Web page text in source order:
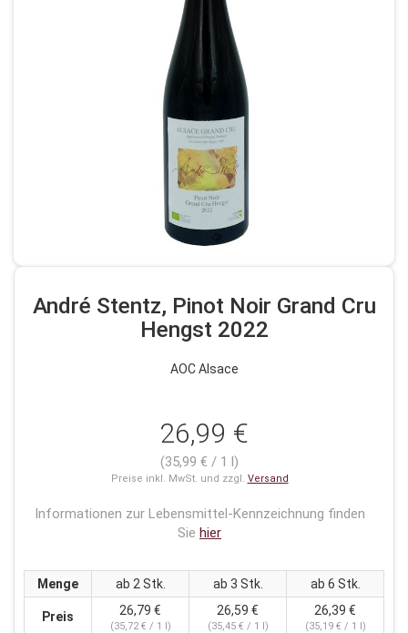
André Stentz, Pinot Noir Grand Cru
Hengst 2022
AOC Alsace
26,99 €
(35,99 € / 1 l)
Preise inkl. MwSt. und zzgl. Versand
Informationen zur Lebensmittel-Kennzeichnung finden
Sie hier
Menge ab 2 Stk. ab 3 Stk. ab 6 Stk.
Preis 26,79 €
(35,72 € / 1 l)
26,59 €
(35,45 € / 1 l)
26,39 €
(35,19 € / 1 l)